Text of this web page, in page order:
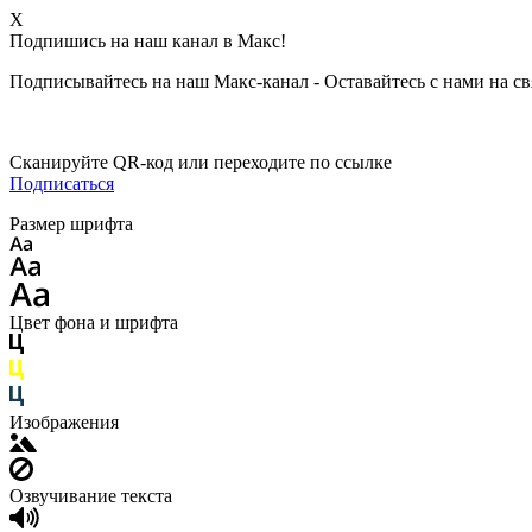
X
Подпишись на наш канал в Макс!
Подписывайтесь на наш Макс-канал - Оставайтесь с нами на
Сканируйте QR-код или переходите по ссылке
Подписаться
Размер шрифта
Цвет фона и шрифта
Изображения
Озвучивание текста